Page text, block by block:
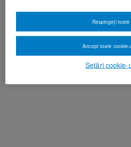
Setări cookie-
Respingeți toate
Accept toate cookie-